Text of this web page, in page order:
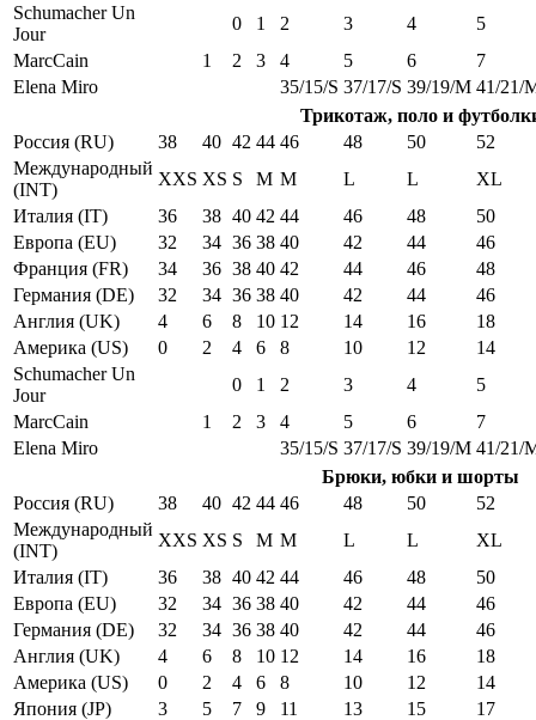
Schumacher Un
Jour
0 1 2 3 4
5
MarcCain
1 2 3 4 5 6
7
Elena Miro
35/15/S 37/17/S 39/19/M 41/21/
Трикотаж, поло и
Россия (RU)
38 40 42 44 46 48 50
52
Международный
(INT)
XXS XS S M M L L
XL
Италия (IT)
36 38 40 42 44 46 48
50
Европа (EU)
32 34 36 38 40 42 44
46
Франция (FR)
34 36 38 40 42 44 46
48
Германия (DE)
32 34 36 38 40 42 44
46
Англия (UK)
4 6 8 10 12 14 16
18
Америка (US)
0 2 4 6 8 10 12
14
Schumacher Un
Jour
0 1 2 3 4
5
MarcCain
1 2 3 4 5 6
7
Elena Miro
35/15/S 37/17/S 39/19/M 41/21/
Брюки, юбки и шорты
Россия (RU)
38 40 42 44 46 48 50
52
Международный
(INT)
XXS XS S M M L L
XL
Италия (IT)
36 38 40 42 44 46 48
50
Европа (EU)
32 34 36 38 40 42 44
46
Германия (DE)
32 34 36 38 40 42 44
46
Англия (UK)
4 6 8 10 12 14 16
18
Америка (US)
0 2 4 6 8 10 12
14
Япония (JP)
3 5 7 9 11 13 15
17